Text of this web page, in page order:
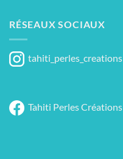
RÉSEAUX SOCIAUX
tahiti_perles_creations
Tahiti Perles Créations